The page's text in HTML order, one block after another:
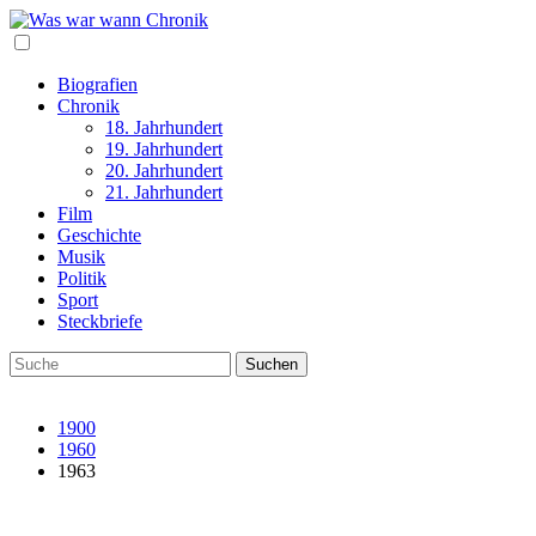
Biografien
Chronik
18. Jahrhundert
19. Jahrhundert
20. Jahrhundert
21. Jahrhundert
Film
Geschichte
Musik
Politik
Sport
Steckbriefe
1900
1960
1963